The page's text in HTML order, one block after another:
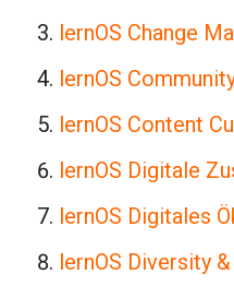
lernOS Change
lernOS
lernOS Content
lernOS Digitale
lernOS Digitales
lernOS Diversity